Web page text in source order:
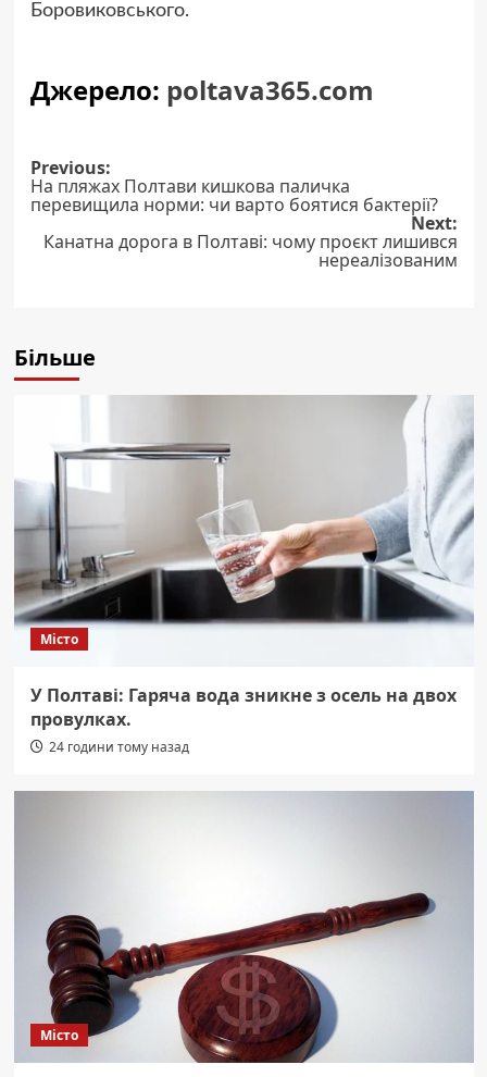
Боровиковського.
Джерело: poltava365.com
Post
navigation
Previous:
На пляжах Полтави кишкова паличка
перевищила норми: чи варто боятися бактерії?
Next:
Канатна дорога в Полтаві: чому проєкт лишився
нереалізованим
Більше
Місто
У Полтаві: Гаряча вода зникне з осель на двох
провулках.
24 години тому назад
Місто